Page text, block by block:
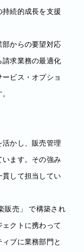
続的成長を支援
からの要望対応
求業務の最適化
ビス・オプショ
かし、販売管理
ます。その強み
して担当してい
販売」 で構築され
クトに携わって
ブに業務部門と